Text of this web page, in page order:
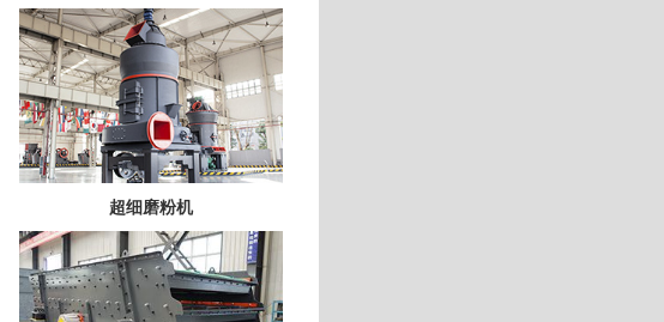
超细磨粉机